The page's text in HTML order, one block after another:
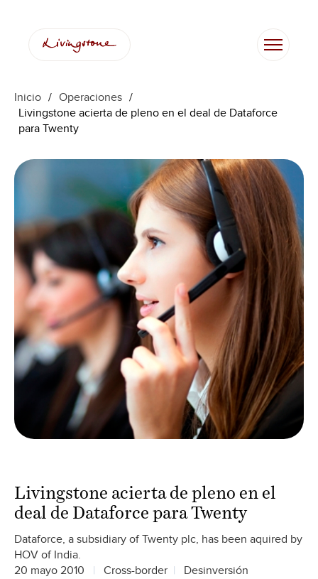
Inicio / Operaciones /
Livingstone acierta de pleno en el deal de Dataforce
para Twenty
Livingstone acierta de pleno en el
deal de Dataforce para Twenty
Dataforce, a subsidiary of Twenty plc, has been aquired by
HOV of India.
20 mayo 2010
Cross-border Desinversión